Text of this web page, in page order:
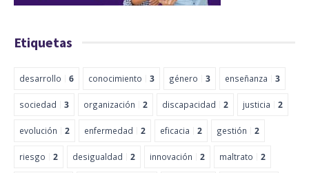
Etiquetas
desarrollo 6 conocimiento 3 género 3 enseñanza 3
sociedad 3 organización 2 discapacidad 2 justicia 2
evolución 2 enfermedad 2 eficacia 2 gestión 2
riesgo 2 desigualdad 2 innovación 2 maltrato 2